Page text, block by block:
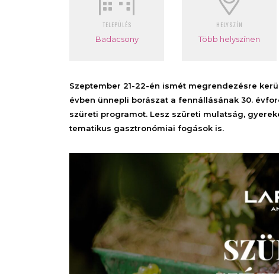
TELEPÜLÉS
Badacsony
HELYSZÍN
Több helyszínen
Szeptember 21-22-én ismét megrendezésre
évben ünnepli borászat a fennállásának 30.
szüreti programot. Lesz szüreti mulatság,
tematikus gasztronómiai fogások is.